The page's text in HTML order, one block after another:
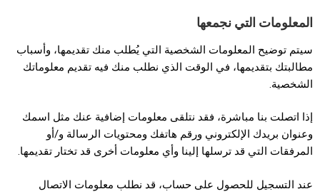
المعلومات التي نجمعها
سيتم توضيح المعلومات الشخصية التي يُطلب منك تقديمها، وأسباب
مطالبتك بتقديمها، في الوقت الذي نطلب منك فيه تقديم معلوماتك
الشخصية.
إذا اتصلت بنا مباشرة، فقد نتلقى معلومات إضافية عنك مثل اسمك
وعنوان بريدك الإلكتروني ورقم هاتفك ومحتويات الرسالة و/أو
المرفقات التي قد ترسلها إلينا وأي معلومات أخرى قد تختار تقديمها.
عند التسجيل للحصول على حساب، قد نطلب معلومات الاتصال